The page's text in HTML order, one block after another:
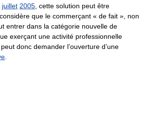
juillet 2005 , cette solution peut être
que le commerçant « de fait », non
entrer dans la catégorie nouvelle de
exerçant une activité professionnelle
donc demander l’ouverture d’une